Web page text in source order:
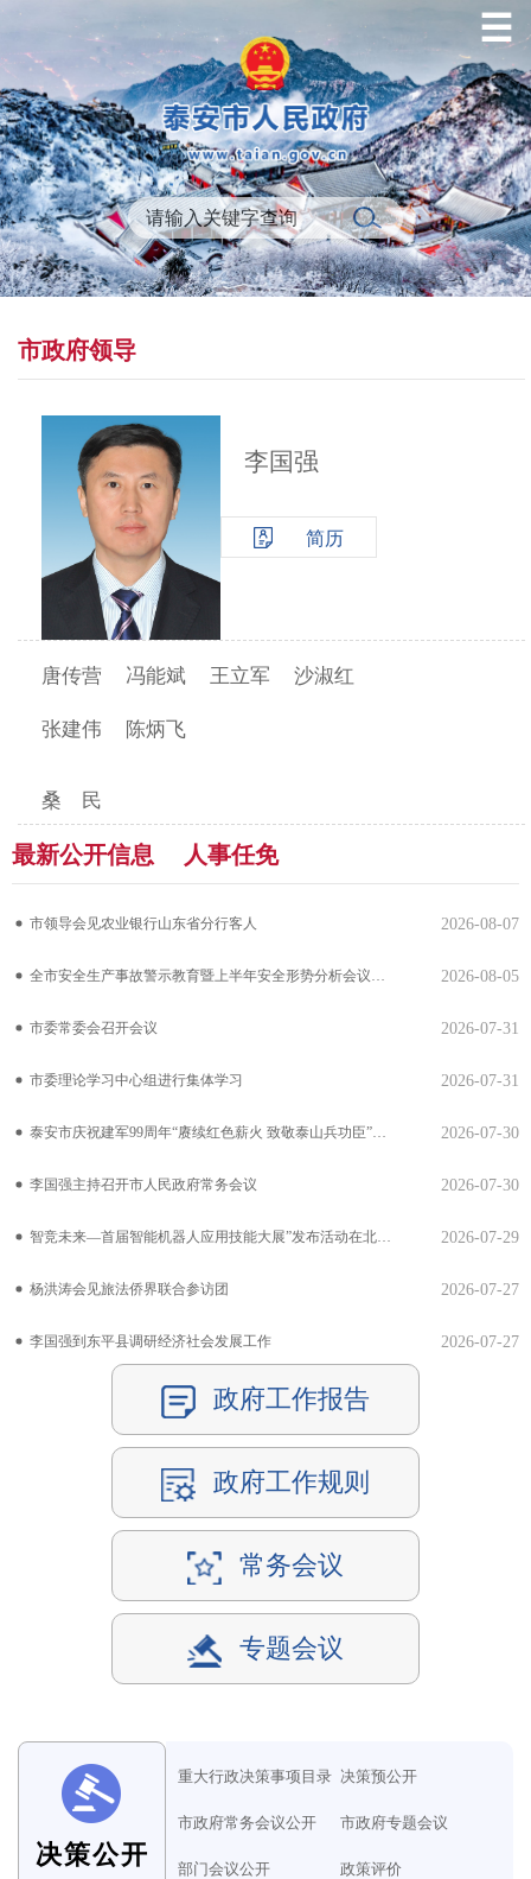
☰
市政府领导
李国强
简历
唐传营 冯能斌 王立军 沙淑红
张建伟 陈炳飞
桑 民
最新公开信息 人事任免
市领导会见农业银行山东省分行客人 2026-08-07
全市安全生产事故警示教育暨上半年安全形势分析会议召开 2026-08-05
市委常委会召开会议 2026-07-31
市委理论学习中心组进行集体学习 2026-07-31
泰安市庆祝建军99周年“赓续红色薪火 致敬泰山兵功臣”主题宣讲会举行 2026-07-30
李国强主持召开市人民政府常务会议 2026-07-30
智竞未来—首届智能机器人应用技能大展”发布活动在北京举行 首届CMG世界机器人登泰山大赛活... 2026-07-29
杨洪涛会见旅法侨界联合参访团 2026-07-27
李国强到东平县调研经济社会发展工作 2026-07-27
政府工作报告
政府工作规则
常务会议
专题会议
决策公开
重大行政决策事项目录 决策预公开
市政府常务会议公开 市政府专题会议
部门会议公开 政策评价